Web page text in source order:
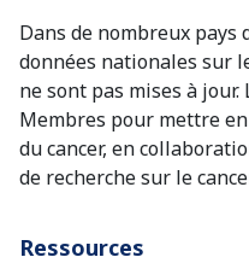
Dans de nombreux pays
données nationales sur
ne sont pas mises à jour.
Membres pour mettre
du cancer, en
de recherche sur le
Ressources